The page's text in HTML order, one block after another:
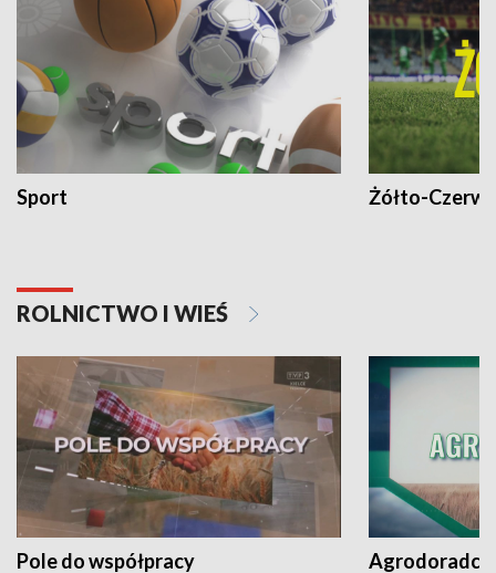
Sport Żółto-
ROLNICTWO I WIEŚ
Pole do współpracy Agrodoradcy